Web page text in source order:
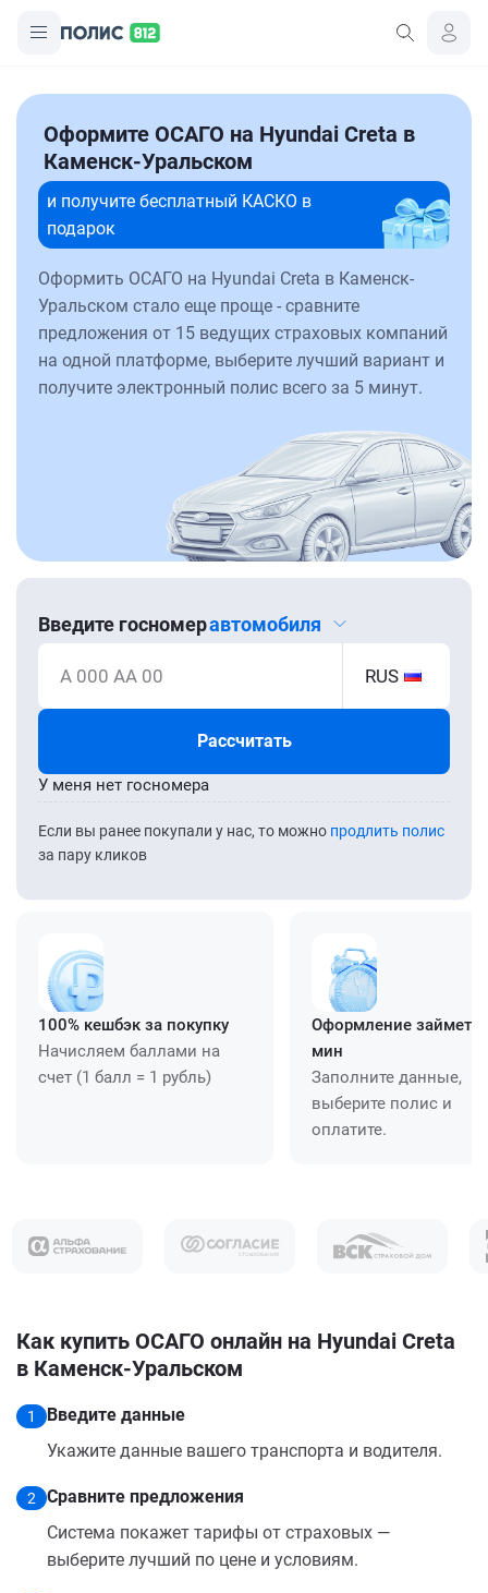
Оформите ОСАГО на Hyundai Creta в
Каменск-Уральском
и получите бесплатный КАСКО в
подарок
Оформить ОСАГО на Hyundai Creta в Каменск-
Уральском стало еще проще - сравните
предложения от 15 ведущих страховых компаний
на одной платформе, выберите лучший вариант и
получите электронный полис всего за 5 минут.
Введите госномеравтомобиля
А 000 АА 00 RUS
Рассчитать
Если вы ранее покупали у нас, то можно продлить полис
за пару кликов
У меня нет госномера
100% кешбэк за покупку
Начисляем баллами на
счет (1 балл = 1 рубль)
Оформление займет
мин
Заполните данные,
выберите полис и
оплатите.
Как купить ОСАГО онлайн на Hyundai Creta
в Каменск-Уральском
1
Введите данные
Укажите данные вашего транспорта и водителя.
2
Сравните предложения
Система покажет тарифы от страховых —
выберите лучший по цене и условиям.